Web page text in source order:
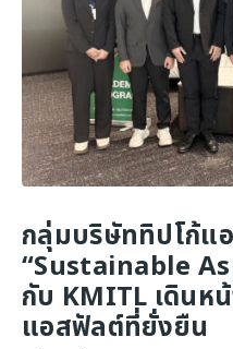
กลุ่มบริษัททิปโก้แ
“Sustainable
กับ KMITL เดินห
แอสฟัลต์ที่ยั่งยืน